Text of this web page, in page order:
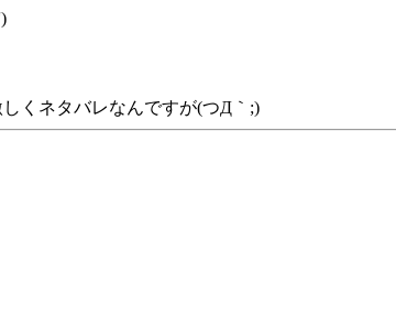
くネタバレなんですが(つД｀;)